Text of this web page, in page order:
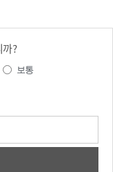
?
보통